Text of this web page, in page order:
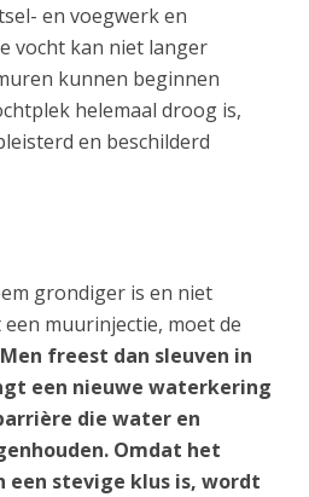
en voegwerk en
vocht kan niet langer
kunnen beginnen
helemaal droog is,
en beschilderd
grondiger is en niet
muurinjectie, moet de
Men freest dan sleuven in
een nieuwe waterkering
die water en
Omdat het
een stevige klus is, wordt